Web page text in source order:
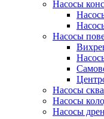
Насосы
Насосы
Насосы
Насосы
Насосы